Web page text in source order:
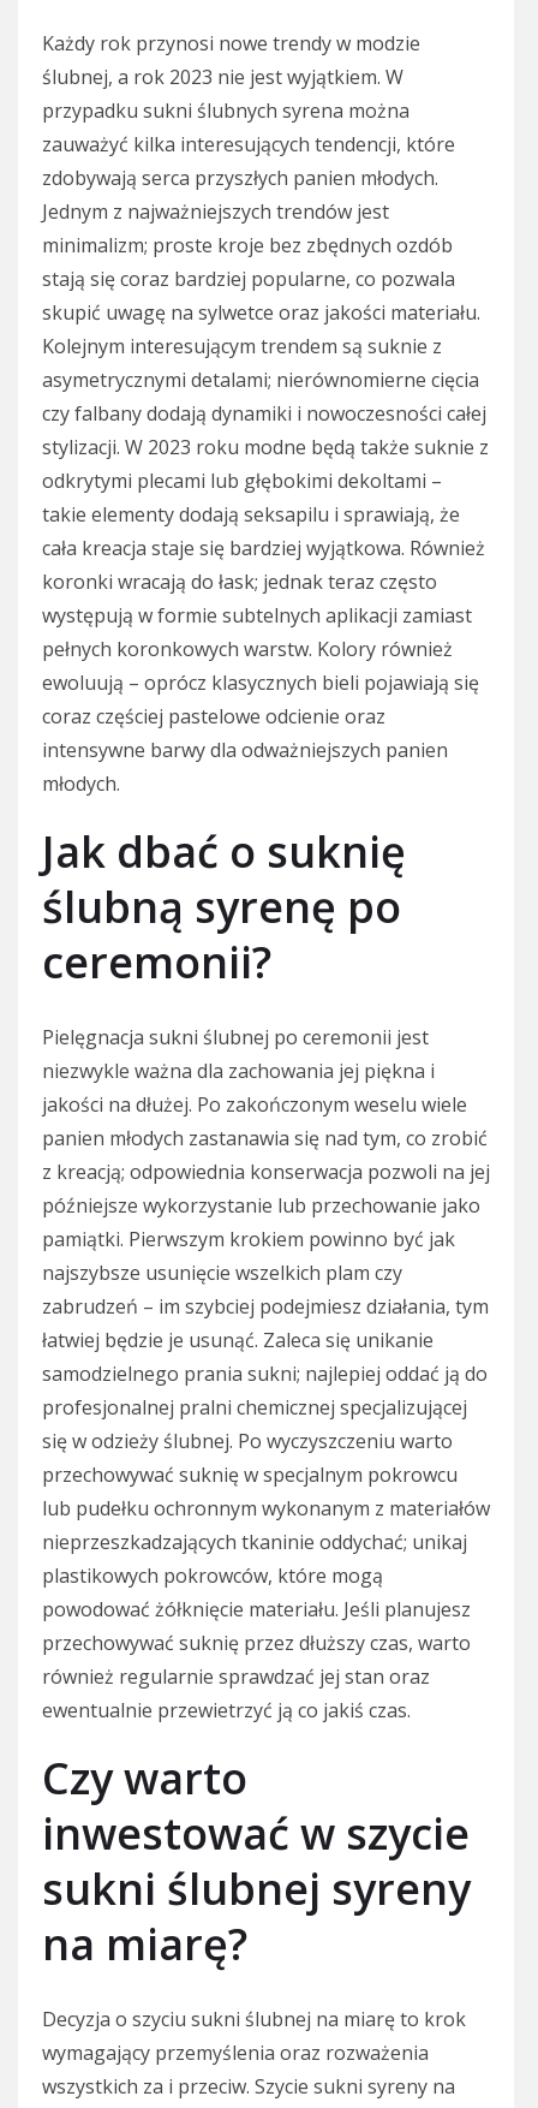
Każdy rok przynosi nowe trendy w modzie
ślubnej, a rok 2023 nie jest wyjątkiem. W
przypadku sukni ślubnych syrena można
zauważyć kilka interesujących tendencji, które
zdobywają serca przyszłych panien młodych.
Jednym z najważniejszych trendów jest
minimalizm; proste kroje bez zbędnych ozdób
stają się coraz bardziej popularne, co pozwala
skupić uwagę na sylwetce oraz jakości materiału.
Kolejnym interesującym trendem są suknie z
asymetrycznymi detalami; nierównomierne cięcia
czy falbany dodają dynamiki i nowoczesności całej
stylizacji. W 2023 roku modne będą także suknie z
odkrytymi plecami lub głębokimi dekoltami –
takie elementy dodają seksapilu i sprawiają, że
cała kreacja staje się bardziej wyjątkowa. Również
koronki wracają do łask; jednak teraz często
występują w formie subtelnych aplikacji zamiast
pełnych koronkowych warstw. Kolory również
ewoluują – oprócz klasycznych bieli pojawiają się
coraz częściej pastelowe odcienie oraz
intensywne barwy dla odważniejszych panien
młodych.
Jak dbać o suknię
ślubną syrenę po
ceremonii?
Pielęgnacja sukni ślubnej po ceremonii jest
niezwykle ważna dla zachowania jej piękna i
jakości na dłużej. Po zakończonym weselu wiele
panien młodych zastanawia się nad tym, co zrobić
z kreacją; odpowiednia konserwacja pozwoli na jej
późniejsze wykorzystanie lub przechowanie jako
pamiątki. Pierwszym krokiem powinno być jak
najszybsze usunięcie wszelkich plam czy
zabrudzeń – im szybciej podejmiesz działania, tym
łatwiej będzie je usunąć. Zaleca się unikanie
samodzielnego prania sukni; najlepiej oddać ją do
profesjonalnej pralni chemicznej specjalizującej
się w odzieży ślubnej. Po wyczyszczeniu warto
przechowywać suknię w specjalnym pokrowcu
lub pudełku ochronnym wykonanym z materiałów
nieprzeszkadzających tkaninie oddychać; unikaj
plastikowych pokrowców, które mogą
powodować żółknięcie materiału. Jeśli planujesz
przechowywać suknię przez dłuższy czas, warto
również regularnie sprawdzać jej stan oraz
ewentualnie przewietrzyć ją co jakiś czas.
Czy warto
inwestować w szycie
sukni ślubnej syreny
na miarę?
Decyzja o szyciu sukni ślubnej na miarę to krok
wymagający przemyślenia oraz rozważenia
wszystkich za i przeciw. Szycie sukni syreny na